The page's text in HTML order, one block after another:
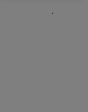
.